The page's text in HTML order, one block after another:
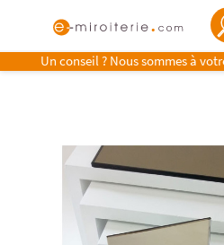
Un conseil ? Nous sommes à